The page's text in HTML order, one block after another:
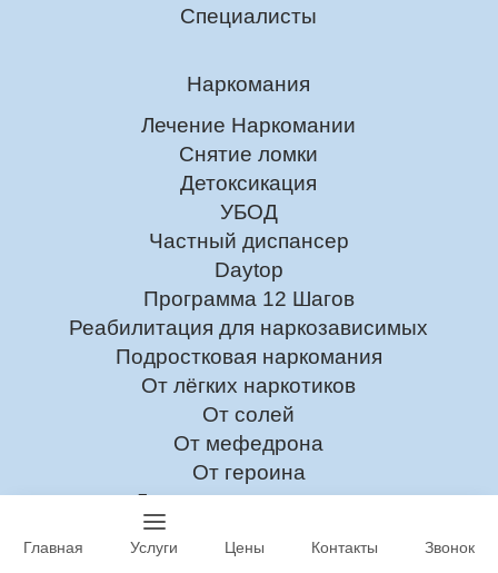
Специалисты
Наркомания
Лечение Наркомании
Снятие ломки
Детоксикация
УБОД
Частный диспансер
Daytop
Программа 12 Шагов
Реабилитация для наркозависимых
Подростковая наркомания
От лёгких наркотиков
От солей
От мефедрона
От героина
Лечение токсикомании
Главная Услуги Цены Контакты Звонок